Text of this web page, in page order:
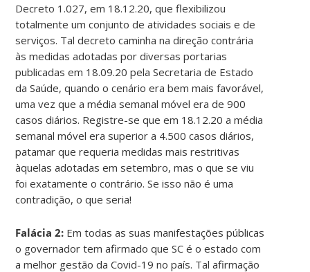
Decreto 1.027, em 18.12.20, que flexibilizou
totalmente um conjunto de atividades sociais e de
serviços. Tal decreto caminha na direção contrária
às medidas adotadas por diversas portarias
publicadas em 18.09.20 pela Secretaria de Estado
da Saúde, quando o cenário era bem mais favorável,
uma vez que a média semanal móvel era de 900
casos diários. Registre-se que em 18.12.20 a média
semanal móvel era superior a 4.500 casos diários,
patamar que requeria medidas mais restritivas
àquelas adotadas em setembro, mas o que se viu
foi exatamente o contrário. Se isso não é uma
contradição, o que seria!
Falácia 2: Em todas as suas manifestações públicas
o governador tem afirmado que SC é o estado com
a melhor gestão da Covid-19 no país. Tal afirmação